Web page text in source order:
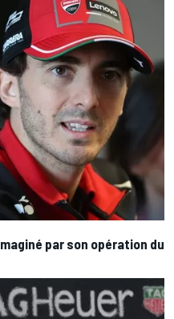
par son opération du